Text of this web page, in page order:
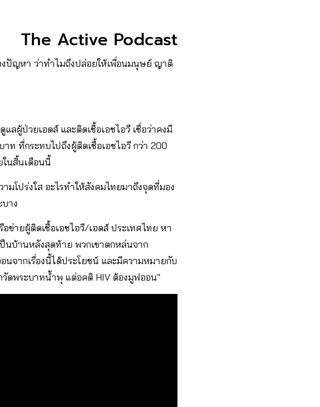
The Active Podcast
ปัญหา ว่าทำไมถึงปล่อยให้เพื่อนมนุษย์ ญาติ
ผู้ป่วยเอดส์ และติดเชื้อเอชไอวี เชื่อว่าคงมี
ท ที่กระทบไปถึงผู้ติดเชื้อเอชไอวี กว่า 200
นสิ้นเดือนนี้
มโปร่งใส อะไรทำให้สังคมไทยมาถึงจุดที่มอง
าง
ข่ายผู้ติดเชื้อเอชไอวี/เอดส์ ประเทศไทย หา
ป็นบ้านหลังสุดท้าย พวกเขาตกหล่นจาก
นจากเรื่องนี้ได้ประโยชน์ และมีความหมายกับ
วัดพระบาทน้ำพุ แต่อคติ HIV ต้องมูฟออน”